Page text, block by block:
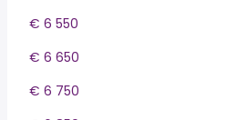
€ 6 550
€ 6 650
€ 6 750